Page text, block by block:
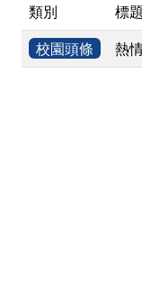
類別
標題
校園頭條
熱